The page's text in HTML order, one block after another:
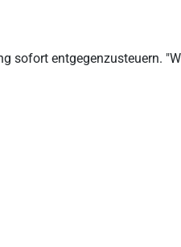
sofort entgegenzusteuern.